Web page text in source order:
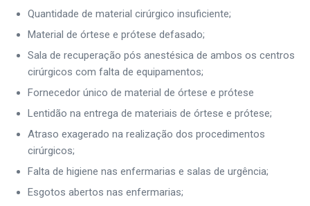
Quantidade de material cirúrgico insuficiente;
Material de órtese e prótese defasado;
Sala de recuperação pós anestésica de ambos os centros
cirúrgicos com falta de equipamentos;
Fornecedor único de material de órtese e prótese
Lentidão na entrega de materiais de órtese e prótese;
Atraso exagerado na realização dos procedimentos
cirúrgicos;
Falta de higiene nas enfermarias e salas de urgência;
Esgotos abertos nas enfermarias;